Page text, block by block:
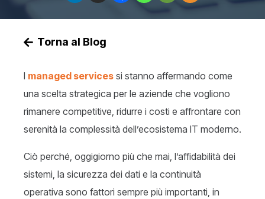
Torna al Blog
I managed services si stanno affermando come
una scelta strategica per le aziende che vogliono
rimanere competitive, ridurre i costi e affrontare con
serenità la complessità dell’ecosistema IT moderno.
Ciò perché, oggigiorno più che mai, l’affidabilità dei
sistemi, la sicurezza dei dati e la continuità
operativa sono fattori sempre più importanti, in